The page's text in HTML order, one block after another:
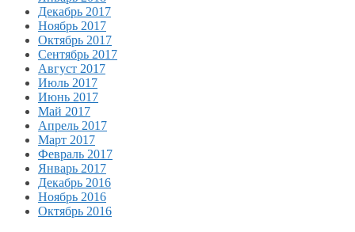
Декабрь 2017
Ноябрь 2017
Октябрь 2017
Сентябрь 2017
Август 2017
Июль 2017
Июнь 2017
Май 2017
Апрель 2017
Март 2017
Февраль 2017
Январь 2017
Декабрь 2016
Ноябрь 2016
Октябрь 2016